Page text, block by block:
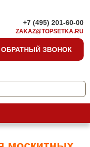
+7 (495) 201-60-00
ZAKAZ@TOPSETKA.RU
ОБРАТНЫЙ ЗВОНОК